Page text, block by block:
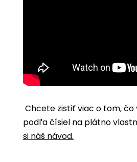
Chcete zistiť viac o tom,
podľa čísiel na plátno
si náš návod.